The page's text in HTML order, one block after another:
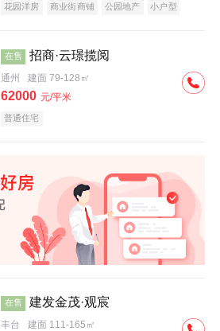
花园洋房 商业街商铺 公园地产
小户型
在售 招商·云璟揽阅
通州 建面 79-128㎡
62000 元/平米
普通住宅
在售 建发金茂·观宸
丰台 建面 111-165㎡